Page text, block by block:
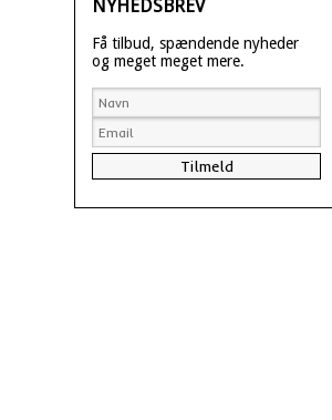
NYHEDSBREV
Få tilbud, spændende nyheder
og meget meget mere.